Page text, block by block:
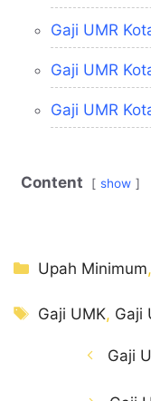
Gaji UMR
Gaji UMR
Gaji UMR
Content show
Kategori
Upah Minimum,
Tag
Gaji UMK, Gaji
Gaji